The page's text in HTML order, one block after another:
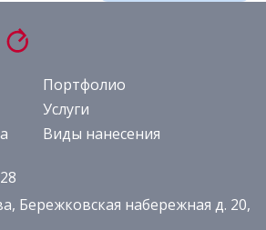
Портфолио
Услуги
Виды нанесения
Бережковская набережная д. 20,